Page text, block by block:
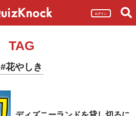
ログイン
TAG
#花やしき